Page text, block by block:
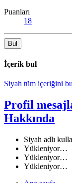
Puanları
18
Bul
İçerik bul
Siyah tüm içeriğini
Profil
Hakkında
Siyah adlı
Yükleniyor…
Yükleniyor…
Yükleniyor…